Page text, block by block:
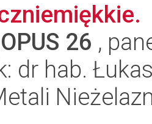
OPUS 26 ,
dr hab.